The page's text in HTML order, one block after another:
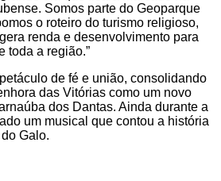
Somos parte do Geoparque
o roteiro do turismo religioso,
renda e desenvolvimento para
toda a região.”
de fé e união, consolidando
das Vitórias como um novo
dos Dantas. Ainda durante a
um musical que contou a história
Galo.